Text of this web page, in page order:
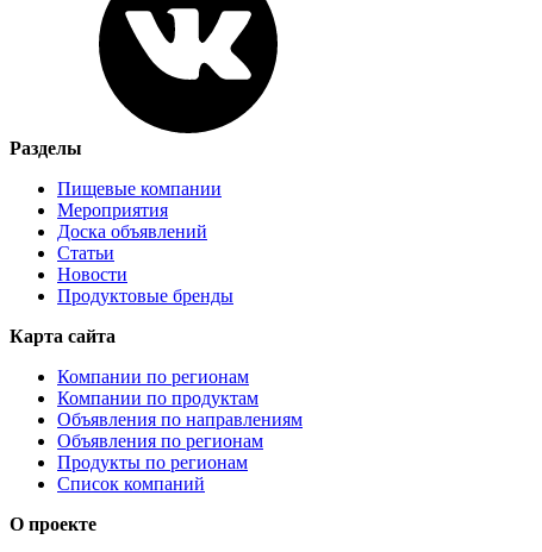
Разделы
Пищевые компании
Мероприятия
Доска объявлений
Статьи
Новости
Продуктовые бренды
Карта сайта
Компании по регионам
Компании по продуктам
Объявления по направлениям
Объявления по регионам
Продукты по регионам
Список компаний
О проекте